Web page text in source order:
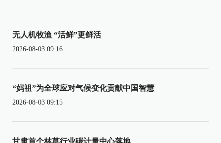
无人机牧渔 “活鲜”更鲜活
2026-08-03 09:16
“妈祖”为全球应对气候变化贡献中国智慧
2026-08-03 09:15
甘肃首个林草行业碳计量中心落地